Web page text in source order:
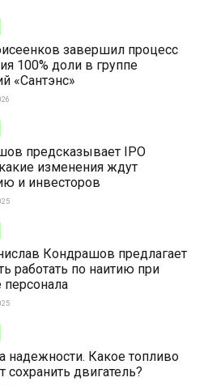
завершил процесс
100% доли в группе
«Сантэнс»
предсказывает IPO
изменения ждут
и инвесторов
Кондрашов предлагает
работать по наитию при
персонала
надежности. Какое топливо
сохранить двигатель?